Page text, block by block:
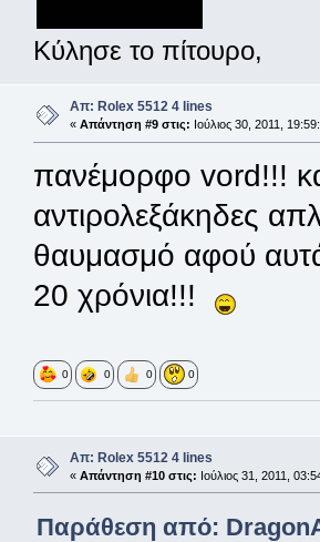
Κύλησε το πίτουρο,
Απ: Rolex 5512 4 lines
« Απάντηση #9 στις: Ιούλιος 30, 2011,
πανέμορφο vord!!!
αντιρολεξάκηδες
θαυμασμό αφού
20 χρόνια!!!
0 0 0 0
Απ: Rolex 5512 4 lines
« Απάντηση #10 στις: Ιούλιος 31, 2011,
Παράθεση από: